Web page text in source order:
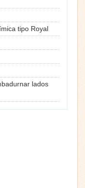
tipo Royal
lados